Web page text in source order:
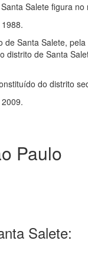
Salete figura
Santa Salete,
de Santa
do distrito
Paulo
Salete: